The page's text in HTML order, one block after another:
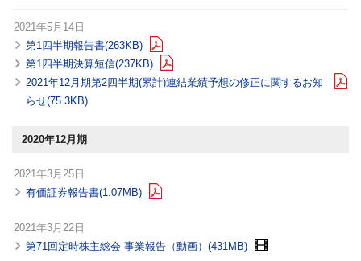
2021年5月14日
第1四半期報告書(263KB)
第1四半期決算短信(237KB)
2021年12月期第2四半期(累計)連結業績予想の修正に関するお知
らせ(75.3KB)
2020年12月期
2021年3月25日
有価証券報告書(1.07MB)
2021年3月22日
第71回定時株主総会 事業報告（動画）(431MB)